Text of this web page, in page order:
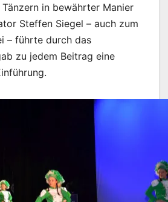
in bewährter Manier
Steffen Siegel – auch zum
– führte durch das
zu jedem Beitrag eine